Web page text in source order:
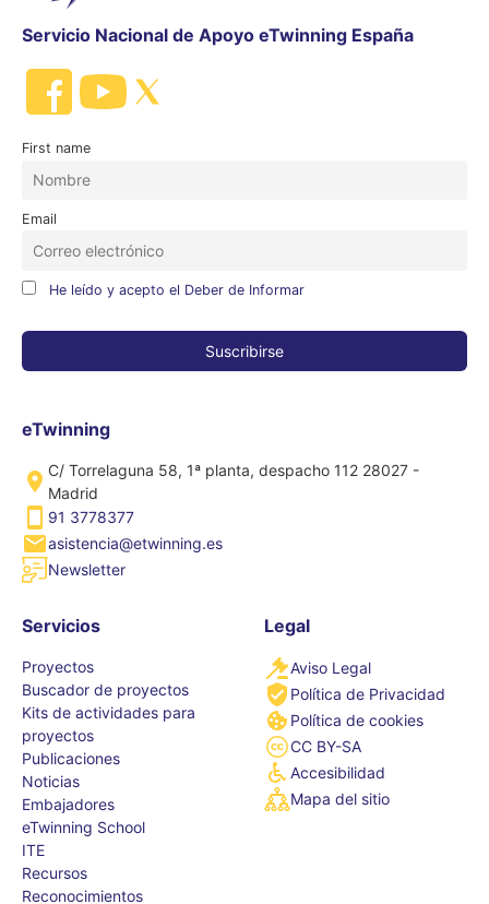
Servicio Nacional de Apoyo eTwinning España
First name
Email
He leído y acepto el Deber de Informar
eTwinning
C/ Torrelaguna 58, 1ª planta, despacho 112 28027 -
Madrid
91 3778377
asistencia@etwinning.es
Newsletter
Servicios
Proyectos
Buscador de proyectos
Kits de actividades para
proyectos
Publicaciones
Noticias
Embajadores
eTwinning School
ITE
Recursos
Reconocimientos
Legal
Aviso Legal
Política de Privacidad
Política de cookies
CC BY-SA
Accesibilidad
Mapa del sitio